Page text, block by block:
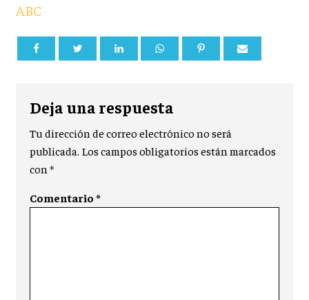
ABC
Deja una respuesta
Tu dirección de correo electrónico no será
publicada. Los campos obligatorios están marcados
con*
Comentario*